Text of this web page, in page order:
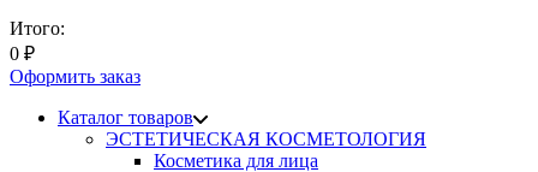
Итого:
0 ₽
Оформить заказ
Каталог товаров
ЭСТЕТИЧЕСКАЯ КОСМЕТОЛОГИЯ
Косметика для лица